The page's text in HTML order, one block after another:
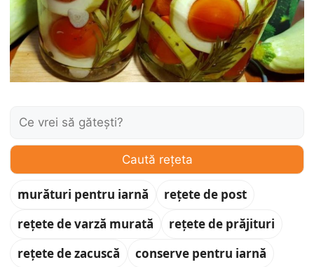
Caută:
Caută rețeta
murături pentru iarnă
rețete de post
rețete de varză murată
rețete de prăjituri
rețete de zacuscă
conserve pentru iarnă